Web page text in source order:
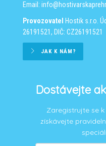
Email:
Provozovatel
Hostik s.r.o.
26191521, DIČ: CZ26191521
JAK K NÁM?
Dostávejte
Zaregistrujte se
získávejte